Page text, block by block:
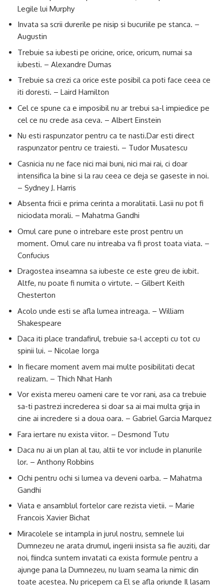
Legile lui Murphy
Invata sa scrii durerile pe nisip si bucuriile pe stanca. –
Augustin
Trebuie sa iubesti pe oricine, orice, oricum, numai sa
iubesti. – Alexandre Dumas
Trebuie sa crezi ca orice este posibil ca poti face ceea ce
iti doresti. – Laird Hamilton
Cel ce spune ca e imposibil nu ar trebui sa-l impiedice pe
cel ce nu crede asa ceva. – Albert Einstein
Nu esti raspunzator pentru ca te nasti.Dar esti direct
raspunzator pentru ce traiesti. – Tudor Musatescu
Casnicia nu ne face nici mai buni, nici mai rai, ci doar
intensifica la bine si la rau ceea ce deja se gaseste in noi.
– Sydney J. Harris
Absenta fricii e prima cerinta a moralitatii. Lasii nu pot fi
niciodata morali. – Mahatma Gandhi
Omul care pune o intrebare este prost pentru un
moment. Omul care nu intreaba va fi prost toata viata. –
Confucius
Dragostea inseamna sa iubeste ce este greu de iubit.
Altfe, nu poate fi numita o virtute. – Gilbert Keith
Chesterton
Acolo unde esti se afla lumea intreaga. – William
Shakespeare
Daca iti place trandafirul, trebuie sa-l accepti cu tot cu
spinii lui. – Nicolae Iorga
In fiecare moment avem mai multe posibilitati decat
realizam. – Thich Nhat Hanh
Vor exista mereu oameni care te vor rani, asa ca trebuie
sa-ti pastrezi increderea si doar sa ai mai multa grija in
cine ai incredere si a doua oara. – Gabriel Garcia Marquez
Fara iertare nu exista viitor. – Desmond Tutu
Daca nu ai un plan al tau, altii te vor include in planurile
lor. – Anthony Robbins
Ochi pentru ochi si lumea va deveni oarba. – Mahatma
Gandhi
Viata e ansamblul fortelor care rezista vietii. – Marie
Francois Xavier Bichat
Miracolele se intampla in jurul nostru, semnele lui
Dumnezeu ne arata drumul, ingerii insista sa fie auziti, dar
noi, fiindca suntem invatati ca exista formule pentru a
ajunge pana la Dumnezeu, nu luam seama la nimic din
toate acestea. Nu pricepem ca El se afla oriunde Il lasam